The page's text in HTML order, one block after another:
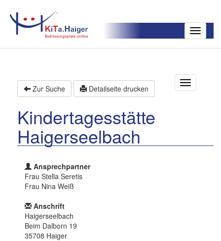
Toggle
Zur Suche Detailseite drucken
Kindertagesstätte
Haigerseelbach
Ansprechpartner
Frau Stella Seretis
Frau Nina Weiß
Anschrift
Haigerseelbach
Beim Dalborn 19
35708 Haiger
T
o
n